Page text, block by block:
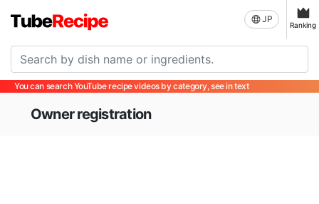
JP
Ranking
You can search YouTube recipe videos by category, see in text
Owner registration